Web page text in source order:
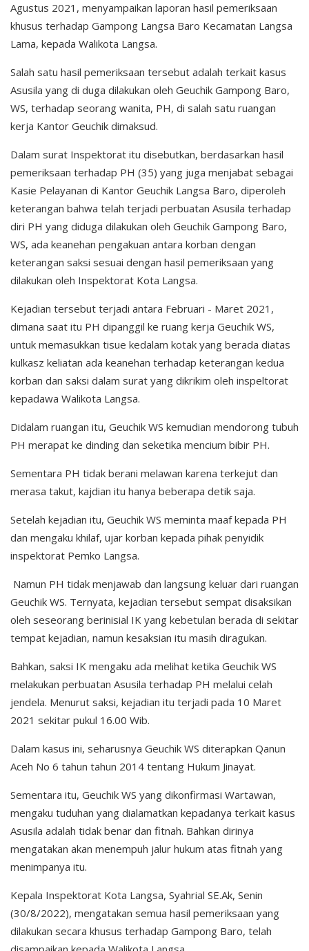
Agustus 2021, menyampaikan laporan hasil pemeriksaan
khusus terhadap Gampong Langsa Baro Kecamatan Langsa
Lama, kepada Walikota Langsa.
Salah satu hasil pemeriksaan tersebut adalah terkait kasus
Asusila yang di duga dilakukan oleh Geuchik Gampong Baro,
WS, terhadap seorang wanita, PH, di salah satu ruangan
kerja Kantor Geuchik dimaksud.
Dalam surat Inspektorat itu disebutkan, berdasarkan hasil
pemeriksaan terhadap PH (35) yang juga menjabat sebagai
Kasie Pelayanan di Kantor Geuchik Langsa Baro, diperoleh
keterangan bahwa telah terjadi perbuatan Asusila terhadap
diri PH yang diduga dilakukan oleh Geuchik Gampong Baro,
WS, ada keanehan pengakuan antara korban dengan
keterangan saksi sesuai dengan hasil pemeriksaan yang
dilakukan oleh Inspektorat Kota Langsa.
Kejadian tersebut terjadi antara Februari - Maret 2021,
dimana saat itu PH dipanggil ke ruang kerja Geuchik WS,
untuk memasukkan tisue kedalam kotak yang berada diatas
kulkasz keliatan ada keanehan terhadap keterangan kedua
korban dan saksi dalam surat yang dikrikim oleh inspeltorat
kepadawa Walikota Langsa.
Didalam ruangan itu, Geuchik WS kemudian mendorong tubuh
PH merapat ke dinding dan seketika mencium bibir PH.
Sementara PH tidak berani melawan karena terkejut dan
merasa takut, kajdian itu hanya beberapa detik saja.
Setelah kejadian itu, Geuchik WS meminta maaf kepada PH
dan mengaku khilaf, ujar korban kepada pihak penyidik
inspektorat Pemko Langsa.
Namun PH tidak menjawab dan langsung keluar dari ruangan
Geuchik WS. Ternyata, kejadian tersebut sempat disaksikan
oleh seseorang berinisial IK yang kebetulan berada di sekitar
tempat kejadian, namun kesaksian itu masih diragukan.
Bahkan, saksi IK mengaku ada melihat ketika Geuchik WS
melakukan perbuatan Asusila terhadap PH melalui celah
jendela. Menurut saksi, kejadian itu terjadi pada 10 Maret
2021 sekitar pukul 16.00 Wib.
Dalam kasus ini, seharusnya Geuchik WS diterapkan Qanun
Aceh No 6 tahun tahun 2014 tentang Hukum Jinayat.
Sementara itu, Geuchik WS yang dikonfirmasi Wartawan,
mengaku tuduhan yang dialamatkan kepadanya terkait kasus
Asusila adalah tidak benar dan fitnah. Bahkan dirinya
mengatakan akan menempuh jalur hukum atas fitnah yang
menimpanya itu.
Kepala Inspektorat Kota Langsa, Syahrial SE.Ak, Senin
(30/8/2022), mengatakan semua hasil pemeriksaan yang
dilakukan secara khusus terhadap Gampong Baro, telah